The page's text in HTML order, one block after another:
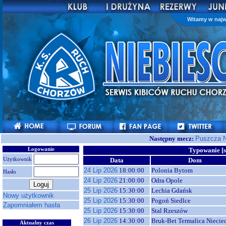
Witamy w
Następny mecz: Puszcza
Logowanie
Użytkownik
Hasło
Nowy użytkownik
Zapomniałem hasła
Aktualny czas
Typowanie
Data
Dom
24 Lip 2026 18:00:00
Polonia Bytom
24 Lip 2026 21:00:00
Odra Opole
25 Lip 2026 15:30:00
Lechia Gdańsk
25 Lip 2026 15:30:00
Pogoń Siedlce
25 Lip 2026 15:30:00
Stal Rzeszów
26 Lip 2026 14:30:00
Bruk-Bet Termalica